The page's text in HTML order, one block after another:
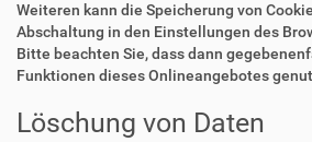
Weiteren kann die Speicherung von
Abschaltung in den Einstellungen des
Bitte beachten Sie, dass dann
Funktionen dieses Onlineangebotes
Löschung von Daten